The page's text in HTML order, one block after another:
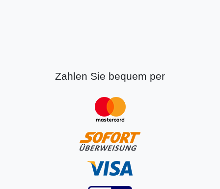
Zahlen Sie bequem per